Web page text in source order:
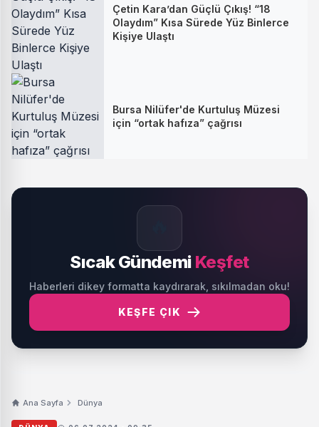
Çetin Kara’dan Güçlü Çıkış! “18
Olaydım” Kısa Sürede Yüz Binlerce
Kişiye Ulaştı
Bursa Nilüfer'de Kurtuluş Müzesi
için “ortak hafıza” çağrısı
Sıcak Gündemi Keşfet
Haberleri dikey formatta kaydırarak, sıkılmadan oku!
KEŞFE ÇIK
Ana Sayfa Dünya